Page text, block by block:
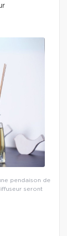
pendaison de
seront